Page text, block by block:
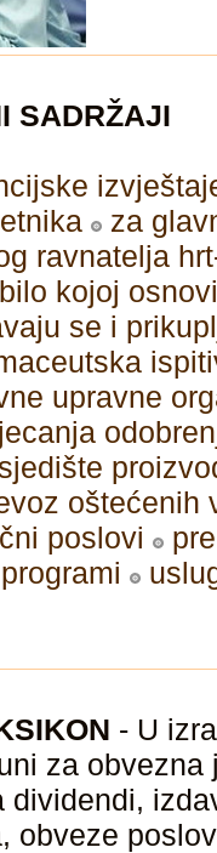
SADRŽAJI
za
ravnatelja
kojoj osnovi
se i
upravne
oštećenih
poslovi
programi
- U
za
dividendi,
obveze